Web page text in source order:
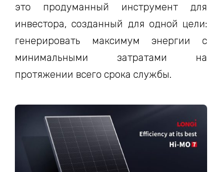
это продуманный инструмент для
инвестора, созданный для одной цели:
генерировать максимум энергии с
минимальными затратами на
протяжении всего срока службы.